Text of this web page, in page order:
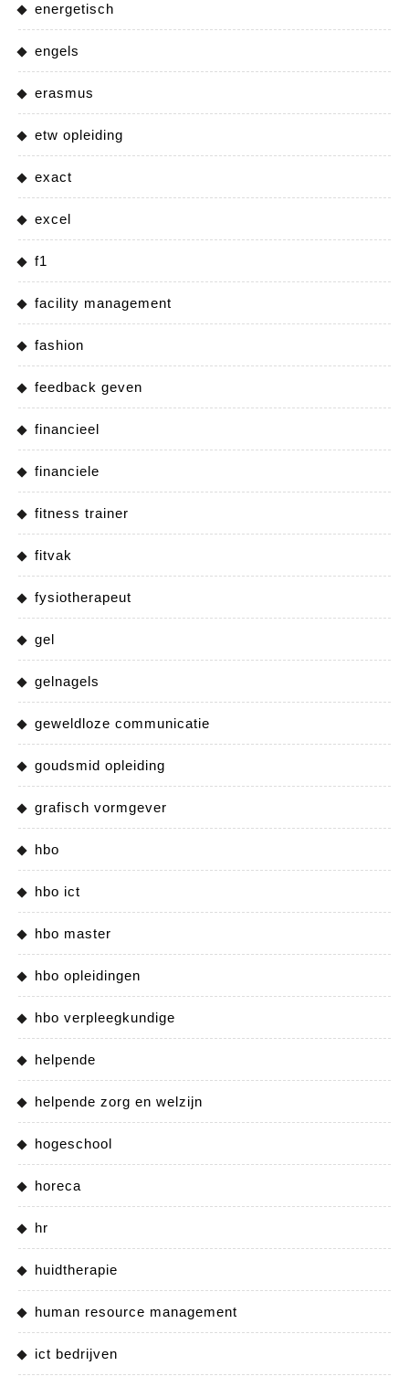
energetisch
engels
erasmus
etw opleiding
exact
excel
f1
facility management
fashion
feedback geven
financieel
financiele
fitness trainer
fitvak
fysiotherapeut
gel
gelnagels
geweldloze communicatie
goudsmid opleiding
grafisch vormgever
hbo
hbo ict
hbo master
hbo opleidingen
hbo verpleegkundige
helpende
helpende zorg en welzijn
hogeschool
horeca
hr
huidtherapie
human resource management
ict bedrijven